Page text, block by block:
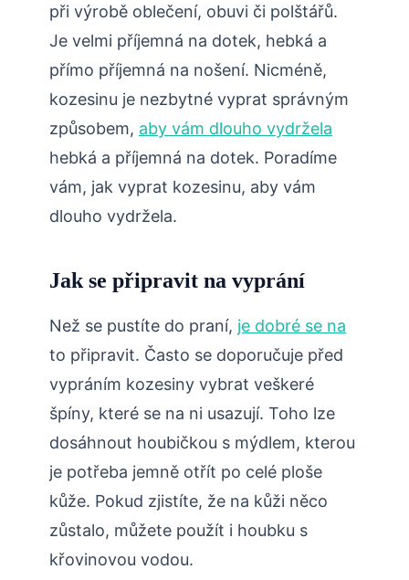
při výrobě oblečení, obuvi či polštářů.
Je velmi příjemná na dotek, hebká a
přímo příjemná na nošení. Nicméně,
kozesinu je nezbytné vyprat správným
způsobem, aby vám dlouho vydržela
hebká a příjemná na dotek. Poradíme
vám, jak vyprat kozesinu, aby vám
dlouho vydržela.
Jak se připravit na vyprání
Než se pustíte do praní, je dobré se na
to připravit. Často se doporučuje před
vypráním kozesiny vybrat veškeré
špíny, které se na ni usazují. Toho lze
dosáhnout houbičkou s mýdlem, kterou
je potřeba jemně otřít po celé ploše
kůže. Pokud zjistíte, že na kůži něco
zůstalo, můžete použít i houbku s
křovinovou vodou.